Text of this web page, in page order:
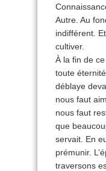
Autre. Au
indifférent.
cultiver.
À la fin de
toute
déblaye
nous faut
nous faut
que
servait. En
prémunir.
traversons